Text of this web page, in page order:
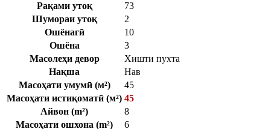
Рақами утоқ
73
Шумораи утоқ
2
Ошёнагӣ
10
Ошёна
3
Масолеҳи девор
Хишти пухта
Нақша
Нав
Масоҳати умумӣ (м²)
45
Масоҳати истиқоматӣ (м²) 45
Айвон (m²)
8
Масоҳати ошхона (m²)
6